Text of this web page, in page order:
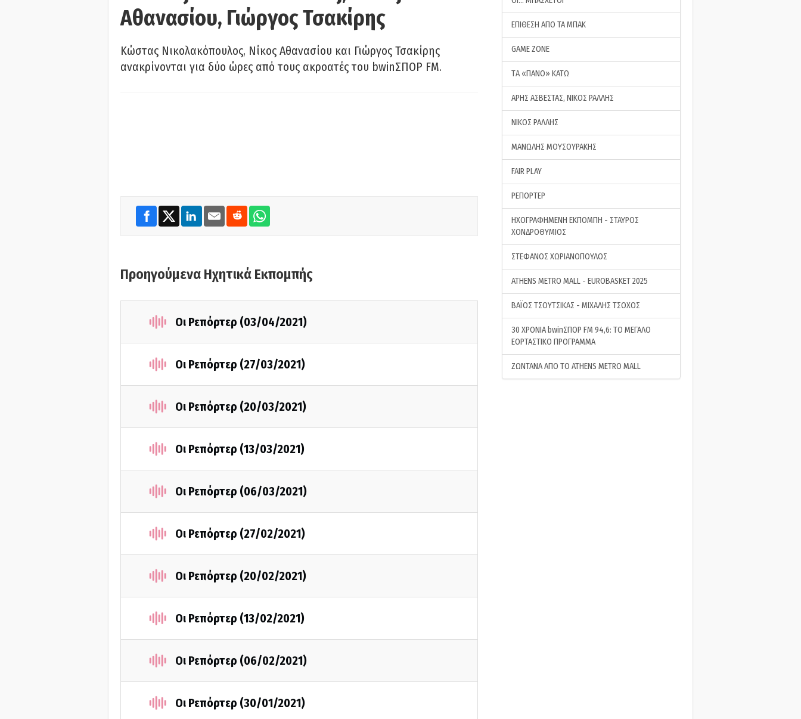
Αθανασίου, Γιώργος Τσακίρης
Κώστας Νικολακόπουλος, Νίκος Αθανασίου και Γιώργος Τσακίρης
ανακρίνονται για δύο ώρες από τους ακροατές του bwinΣΠΟΡ FM.
Προηγούμενα Ηχητικά Εκπομπής
Οι Ρεπόρτερ (03/04/2021)
Οι Ρεπόρτερ (27/03/2021)
Οι Ρεπόρτερ (20/03/2021)
Οι Ρεπόρτερ (13/03/2021)
Οι Ρεπόρτερ (06/03/2021)
Οι Ρεπόρτερ (27/02/2021)
Οι Ρεπόρτερ (20/02/2021)
Οι Ρεπόρτερ (13/02/2021)
Οι Ρεπόρτερ (06/02/2021)
Οι Ρεπόρτερ (30/01/2021)
ΕΠΙΘΕΣΗ ΑΠΟ ΤΑ ΜΠΑΚ
GAME ZONE
ΤA «ΠΑΝΟ» ΚΑΤΩ
ΑΡΗΣ ΑΣΒΕΣΤΑΣ, ΝΙΚΟΣ ΡΑΛΛΗΣ
ΝΙΚΟΣ ΡΑΛΛΗΣ
ΜΑΝΩΛΗΣ ΜΟΥΣΟΥΡΑΚΗΣ
FAIR PLAY
ΡΕΠΟΡΤΕΡ
ΗΧΟΓΡΑΦΗΜΕΝΗ ΕΚΠΟΜΠΗ - ΣΤΑΥΡΟΣ
ΧΟΝΔΡΟΘΥΜΙΟΣ
ΣΤΕΦΑΝΟΣ ΧΩΡΙΑΝΟΠΟΥΛΟΣ
ATHENS METRO MALL - EUROBASKET 2025
ΒΑΪΟΣ ΤΣΟΥΤΣΙΚΑΣ - ΜΙΧΑΛΗΣ ΤΣΟΧΟΣ
30 ΧΡΟΝΙΑ bwinΣΠΟΡ FM 94,6: ΤΟ ΜΕΓΑΛΟ
ΕΟΡΤΑΣΤΙΚΟ ΠΡΟΓΡΑΜΜΑ
ΖΩΝΤΑΝΑ ΑΠΟ ΤΟ ATHENS METRO MALL